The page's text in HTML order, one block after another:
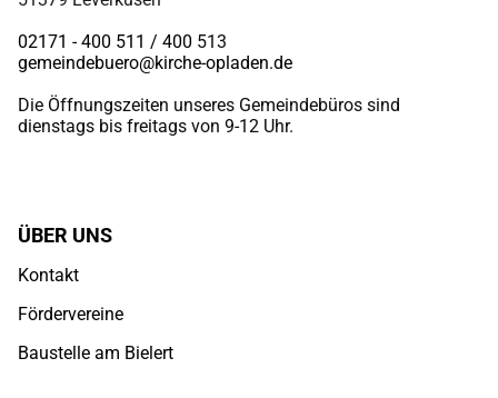
02171 - 400 511 / 400 513
gemeindebuero@kirche-opladen.de
Die Öffnungszeiten unseres Gemeindebüros sind
dienstags bis freitags von 9-12 Uhr.
ÜBER UNS
Kontakt
Fördervereine
Baustelle am Bielert